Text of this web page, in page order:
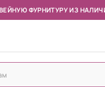
ФУРНИТУРУ ИЗ